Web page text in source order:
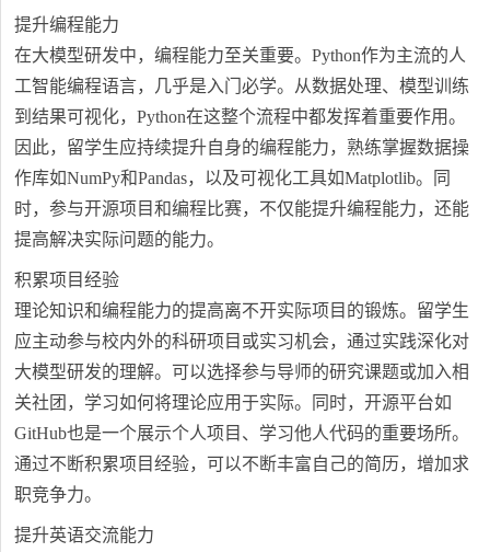
提升编程能力
在大模型研发中，编程能力至关重要。Python作为主流的人
工智能编程语言，几乎是入门必学。从数据处理、模型训练
到结果可视化，Python在这整个流程中都发挥着重要作用。
因此，留学生应持续提升自身的编程能力，熟练掌握数据操
作库如NumPy和Pandas，以及可视化工具如Matplotlib。同
时，参与开源项目和编程比赛，不仅能提升编程能力，还能
提高解决实际问题的能力。
积累项目经验
理论知识和编程能力的提高离不开实际项目的锻炼。留学生
应主动参与校内外的科研项目或实习机会，通过实践深化对
大模型研发的理解。可以选择参与导师的研究课题或加入相
关社团，学习如何将理论应用于实际。同时，开源平台如
GitHub也是一个展示个人项目、学习他人代码的重要场所。
通过不断积累项目经验，可以不断丰富自己的简历，增加求
职竞争力。
提升英语交流能力